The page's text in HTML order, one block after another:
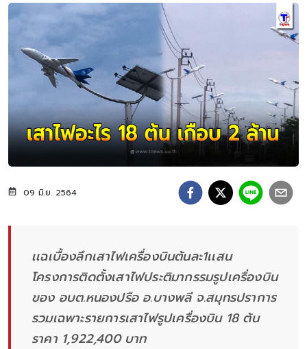
09 มิ.ย. 2564
เเฉเบื้องลึกเสาไฟเครื่องบินต้นละ1เเสน
โครงการติดตั้งเสาไฟประติมากรรมรูปเครื่องบิน​
ของ​ อบต.หนองปรือ​ อ.บางพลี​ จ.สมุทรปราการ
รวมเฉพาะรายการเสาไฟรูปเครื่องบิน​ 18​ ต้น​
ราคา​ 1,922,400 บาท